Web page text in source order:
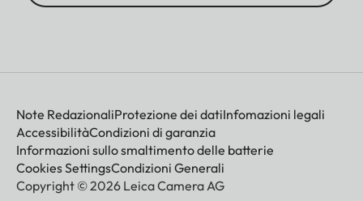
Note RedazionaliProtezione dei datiInfomazioni legali
AccessibilitàCondizioni di garanzia
Informazioni sullo smaltimento delle batterie
Cookies SettingsCondizioni Generali
Copyright © 2026 Leica Camera AG